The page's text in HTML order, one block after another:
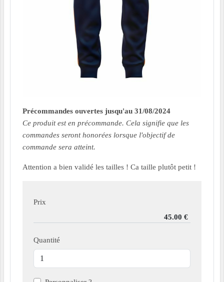
Précommandes ouvertes jusqu'au 31/08/2024
Ce produit est en précommande. Cela signifie que les
commandes seront honorées lorsque l'objectif de
commande sera atteint.
Attention a bien validé les tailles ! Ca taille plutôt petit !
Prix
Quantité